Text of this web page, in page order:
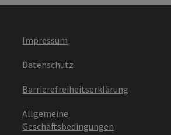
Impressum
Datenschutz
Barrierefreiheitserklärung
Allgemeine
Geschäftsbedingungen